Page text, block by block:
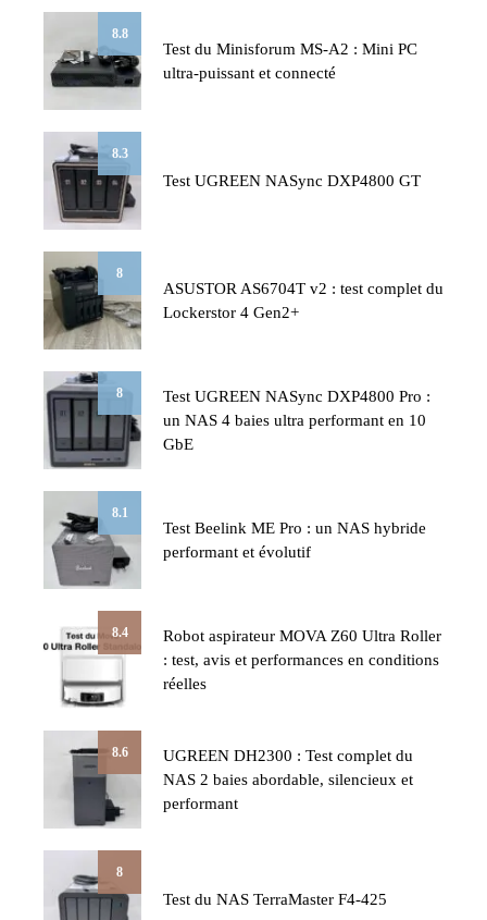
8.8
Test du Minisforum MS-A2 : Mini PC
ultra-puissant et connecté
8.3
Test UGREEN NASync DXP4800 GT
8
ASUSTOR AS6704T v2 : test complet du
Lockerstor 4 Gen2+
8
Test UGREEN NASync DXP4800 Pro :
un NAS 4 baies ultra performant en 10
GbE
8.1
Test Beelink ME Pro : un NAS hybride
performant et évolutif
8.4
Robot aspirateur MOVA Z60 Ultra Roller
: test, avis et performances en conditions
réelles
8.6
UGREEN DH2300 : Test complet du
NAS 2 baies abordable, silencieux et
performant
8
Test du NAS TerraMaster F4-425